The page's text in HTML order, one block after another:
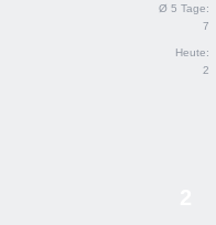
Ø 5 Tage:
7
Heute:
2